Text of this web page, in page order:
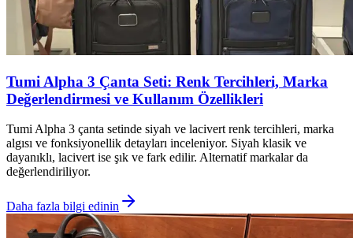
Tumi Alpha 3 Çanta Seti: Renk Tercihleri, Marka
Değerlendirmesi ve Kullanım Özellikleri
Tumi Alpha 3 çanta setinde siyah ve lacivert renk tercihleri, marka
algısı ve fonksiyonellik detayları inceleniyor. Siyah klasik ve
dayanıklı, lacivert ise şık ve fark edilir. Alternatif markalar da
değerlendiriliyor.
Daha fazla bilgi edinin